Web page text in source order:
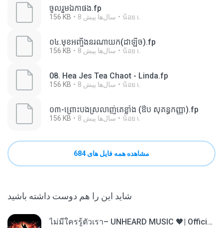
ចូលរួមឯកាផង.fp
156 KB 8 سال‌ها پیش น้อย เ.
០៤.មុខអញ្ចឹងនរណាយក(ដាឡិច).fp
156 KB 8 سال‌ها پیش น้อย เ.
08. Hea Jes Tea Chaot - Linda.fp
156 KB 8 سال‌ها پیش น้อย เ.
០៣-ព្រោះបងស្រលាញ់គេខ្លាំង (ឳប សុគន្ធកញ្ញា).fp
156 KB 8 سال‌ها پیش น้อย เ.
مشاهده همه فایل های 684
شاید این را هم دوست داشته باشید
ไม่มีใครรู้ตัวเรา– UNHEARD MUSIC 🖤| Official Lyric Video | เพลงสู้ชีวิต